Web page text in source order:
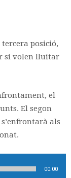
tercera posició,
si volen lluitar
el
El segon
als
00:00